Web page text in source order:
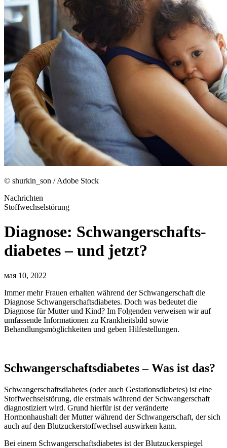
© shurkin_son / Adobe Stock
Nachrichten
Stoffwechselstörung
Diagnose: Schwangerschafts­
diabetes – und jetzt?
мая 10, 2022
Immer mehr Frauen erhalten während der Schwangerschaft die
Diagnose Schwangerschaftsdiabetes. Doch was bedeutet die
Diagnose für Mutter und Kind? Im Folgenden verweisen wir auf
umfassende Informationen zu Krankheitsbild sowie
Behandlungsmöglichkeiten und geben Hilfestellungen.
Schwangerschaftsdiabetes – Was ist das?
Schwangerschaftsdiabetes (oder auch Gestationsdiabetes) ist eine
Stoffwechselstörung, die erstmals während der Schwangerschaft
diagnostiziert wird. Grund hierfür ist der veränderte
Hormonhaushalt der Mutter während der Schwangerschaft, der sich
auch auf den Blutzuckerstoffwechsel auswirken kann.
Bei einem Schwangerschaftsdiabetes ist der Blutzuckerspiegel